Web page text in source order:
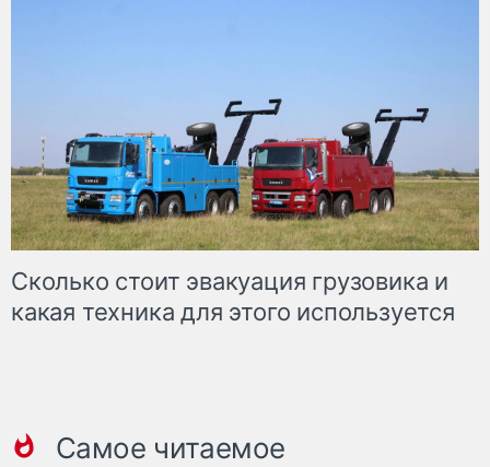
Сколько стоит эвакуация грузовика и
какая техника для этого используется
Самое читаемое